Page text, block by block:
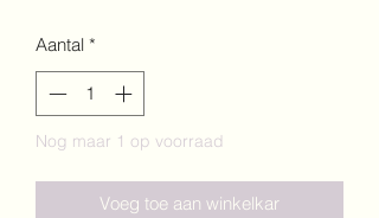
Aantal *
Nog maar 1 op voorraad
Voeg toe aan winkelkar